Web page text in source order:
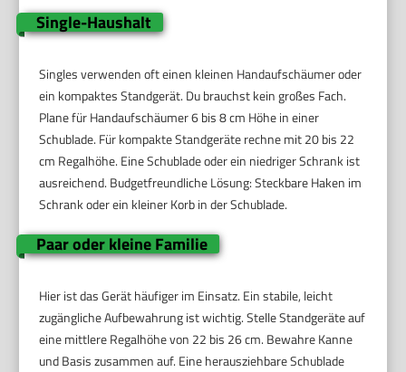
Single-Haushalt
Singles verwenden oft einen kleinen Handaufschäumer oder
ein kompaktes Standgerät. Du brauchst kein großes Fach.
Plane für Handaufschäumer 6 bis 8 cm Höhe in einer
Schublade. Für kompakte Standgeräte rechne mit 20 bis 22
cm Regalhöhe. Eine Schublade oder ein niedriger Schrank ist
ausreichend. Budgetfreundliche Lösung: Steckbare Haken im
Schrank oder ein kleiner Korb in der Schublade.
Paar oder kleine Familie
Hier ist das Gerät häufiger im Einsatz. Ein stabile, leicht
zugängliche Aufbewahrung ist wichtig. Stelle Standgeräte auf
eine mittlere Regalhöhe von 22 bis 26 cm. Bewahre Kanne
und Basis zusammen auf. Eine herausziehbare Schublade